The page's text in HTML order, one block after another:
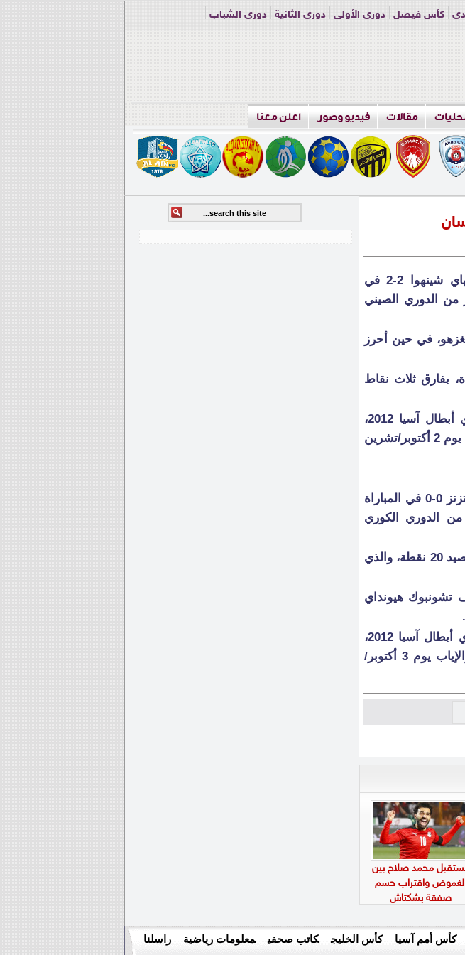
كأس فيصل دوري الأولى دوري الثانية
دوري الشباب
مقالات فيديو وصور اعلن معنا
تعثر نادي غوانغزهو ايفرغراند المتصدر بعدما تعادل مع ضيفه شنغهاي شينهوا 2-2 في
من الدوري الصيني
موريكي (79) هدفي غوانغزهو، في حين أحرز
في صدارة الترتيب إلى 40 نقطة من 19 مباراة، بفارق ثلاث نقاط
ويستعد غوانغزهو لمواجهة نادي الاتحاد السعودي في ربع نهائي دوري أبطال آسيا 2012،
حيث تقام مباراة الذهاب يوم 19 سبتمبر/أيلول المقبل في جدة، والإياب يوم 2 أكتوبر/تشرين
سقط نادي أولسان هيونداي في فخ التعادل خارج ملعبه مع دايجون سيتزنز 0-0 في المباراة
الدوري الكوري
وتعتبر هذه النتيجة مخيبة لأولسان أمام دايجون صاحب المركز الأخير برصيد 20 نقطة، والذي
المركز الرابع، بفارق 11 نقطة خلف تشونبوك هيونداي
ويستعد أولسان هيونداي لمواجهة الهلال السعودي في ربع نهائي دوري أبطال آسيا 2012،
حيث تقام مباراة الذهاب يوم 19 سبتمبر/أيلول المقبل في أولسان، والإياب يوم 3 أكتوبر/
محمد صلاح بين
واقتراب حسم
صفقة بشكتاش
كأس أمم آسيا كأس الخليج كاتب صحفي معلومات رياضية راسلنا